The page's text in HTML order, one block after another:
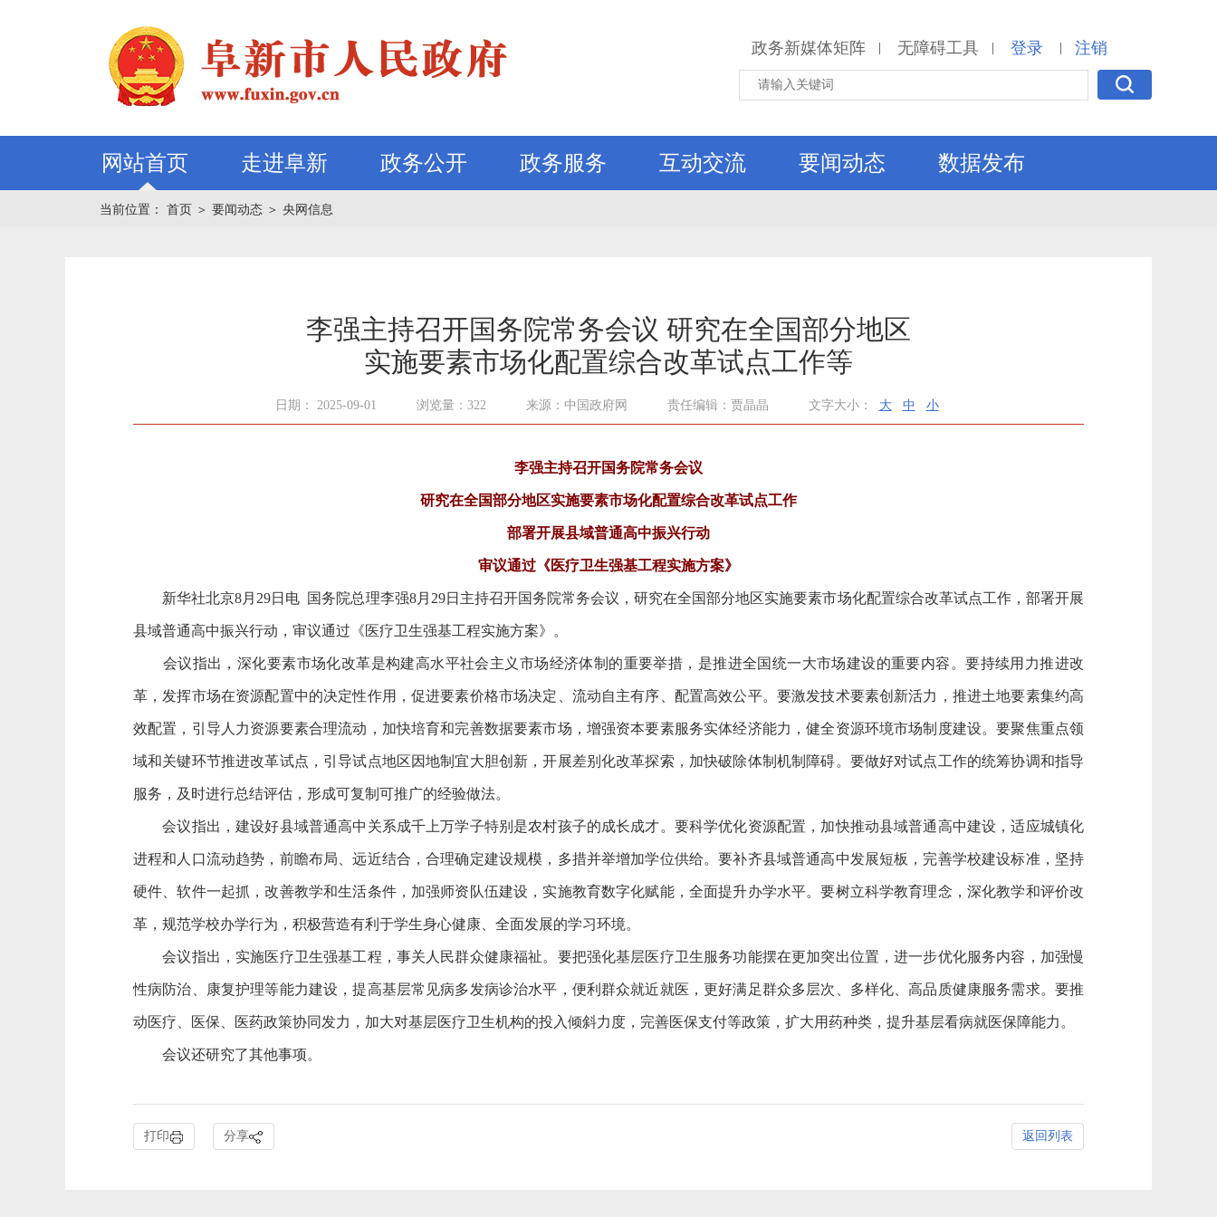
政务新媒体矩阵 | 无障碍工具 | 登录 | 注销
网站首页 走进阜新 政务公开 政务服务 互动交流 要闻动态 数据发布
当前位置： 首页 ＞ 要闻动态 ＞ 央网信息
李强主持召开国务院常务会议 研究在全国部分地区
实施要素市场化配置综合改革试点工作等
日期： 2025-09-01 浏览量：322 来源：中国政府网 责任编辑：贾晶晶 文字大小： 大 中 小
李强主持召开国务院常务会议
研究在全国部分地区实施要素市场化配置综合改革试点工作
部署开展县域普通高中振兴行动
审议通过《医疗卫生强基工程实施方案》
新华社北京8月29日电 国务院总理李强8月29日主持召开国务院常务会议，研究在全国部分地区实施要素市场化配置综合改革试点工作，部署开展
县域普通高中振兴行动，审议通过《医疗卫生强基工程实施方案》。
会议指出，深化要素市场化改革是构建高水平社会主义市场经济体制的重要举措，是推进全国统一大市场建设的重要内容。要持续用力推进改
革，发挥市场在资源配置中的决定性作用，促进要素价格市场决定、流动自主有序、配置高效公平。要激发技术要素创新活力，推进土地要素集约高
效配置，引导人力资源要素合理流动，加快培育和完善数据要素市场，增强资本要素服务实体经济能力，健全资源环境市场制度建设。要聚焦重点领
域和关键环节推进改革试点，引导试点地区因地制宜大胆创新，开展差别化改革探索，加快破除体制机制障碍。要做好对试点工作的统筹协调和指导
服务，及时进行总结评估，形成可复制可推广的经验做法。
会议指出，建设好县域普通高中关系成千上万学子特别是农村孩子的成长成才。要科学优化资源配置，加快推动县域普通高中建设，适应城镇化
进程和人口流动趋势，前瞻布局、远近结合，合理确定建设规模，多措并举增加学位供给。要补齐县域普通高中发展短板，完善学校建设标准，坚持
硬件、软件一起抓，改善教学和生活条件，加强师资队伍建设，实施教育数字化赋能，全面提升办学水平。要树立科学教育理念，深化教学和评价改
革，规范学校办学行为，积极营造有利于学生身心健康、全面发展的学习环境。
会议指出，实施医疗卫生强基工程，事关人民群众健康福祉。要把强化基层医疗卫生服务功能摆在更加突出位置，进一步优化服务内容，加强慢
性病防治、康复护理等能力建设，提高基层常见病多发病诊治水平，便利群众就近就医，更好满足群众多层次、多样化、高品质健康服务需求。要推
动医疗、医保、医药政策协同发力，加大对基层医疗卫生机构的投入倾斜力度，完善医保支付等政策，扩大用药种类，提升基层看病就医保障能力。
会议还研究了其他事项。
打印 分享 返回列表